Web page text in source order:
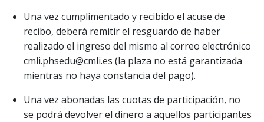
Una vez cumplimentado y recibido el acuse de
recibo, deberá remitir el resguardo de haber
realizado el ingreso del mismo al correo electrónico
cmli.phsedu@cmli.es (la plaza no está garantizada
mientras no haya constancia del pago).
Una vez abonadas las cuotas de participación, no
se podrá devolver el dinero a aquellos participantes